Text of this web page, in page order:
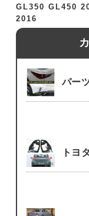
パー
トヨタ
GL350 GL450
2016